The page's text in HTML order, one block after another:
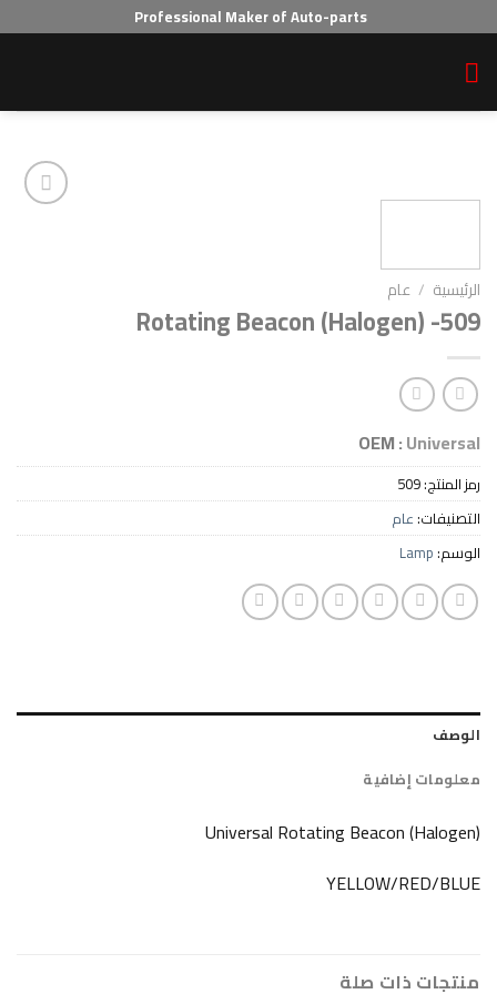
Professional Maker of Auto-parts
عام
Rotating Beacon
OEM :
Universal Rotating
YELLOW/
صلة